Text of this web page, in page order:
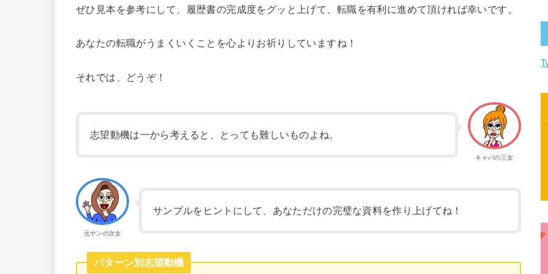
ぜひ見本を参考にして、履歴書の完成度をグッと上げて、転職を有利に進めて頂ければ幸いです。
あなたの転職がうまくいくことを心よりお祈りしていますね！
それでは、どうぞ！
キャバの三女
志望動機は一から考えると、とっても難しいものよね。
元ヤンの次女
サンプルをヒントにして、あなただけの完璧な資料を作り上げてね！
パターン別志望動機